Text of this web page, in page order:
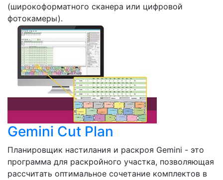
(широкоформатного сканера или цифровой
фотокамеры).
Gemini Cut Plan
Планировщик настилания и раскроя Gemini - это
программа для раскройного участка, позволяющая
рассчитать оптимальное сочетание комплектов в